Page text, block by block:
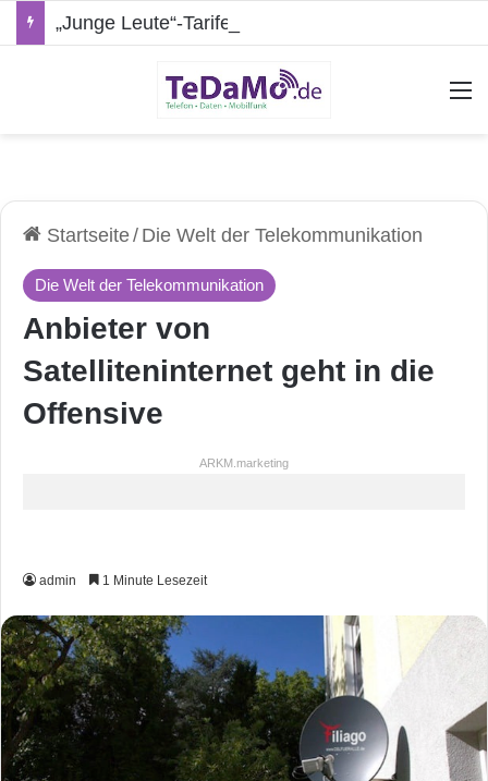
Startseite/ Die Welt der Telekommunikation
Die Welt der Telekommunikation
Anbieter von
Satelliteninternet geht in die
Offensive
ARKM.marketing
admin 1 Minute Lesezeit